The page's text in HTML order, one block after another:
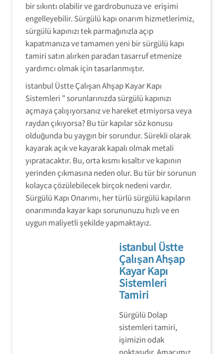
bir sıkıntı olabilir ve gardrobunuza ve erişimi
engelleyebilir. Sürgülü kapı onarım hizmetlerimiz,
sürgülü kapınızı tek parmağınızla açıp
kapatmanıza ve tamamen yeni bir sürgülü kapı
tamiri satın alırken paradan tasarruf etmenize
yardımcı olmak için tasarlanmıştır.
istanbul Üstte Çalışan Ahşap Kayar Kapı
Sistemleri ” sorunlarınızda sürgülü kapınızı
açmaya çalışıyorsanız ve hareket etmiyorsa veya
raydan çıkıyorsa? Bu tür kapılar söz konusu
olduğunda bu yaygın bir sorundur. Sürekli olarak
kayarak açık ve kayarak kapalı olmak metali
yıpratacaktır. Bu, orta kısmı kısaltır ve kapının
yerinden çıkmasına neden olur. Bu tür bir sorunun
kolayca çözülebilecek birçok nedeni vardır.
Sürgülü Kapı Onarımı, her türlü sürgülü kapıların
onarımında kayar kapı sorununuzu hızlı ve en
uygun maliyetli şekilde yapmaktayız.
istanbul Üstte
Çalışan Ahşap
Kayar Kapı
Sistemleri
Tamiri
Sürgülü Dolap
sistemleri tamiri,
işimizin odak
noktasıdır. Amacımız